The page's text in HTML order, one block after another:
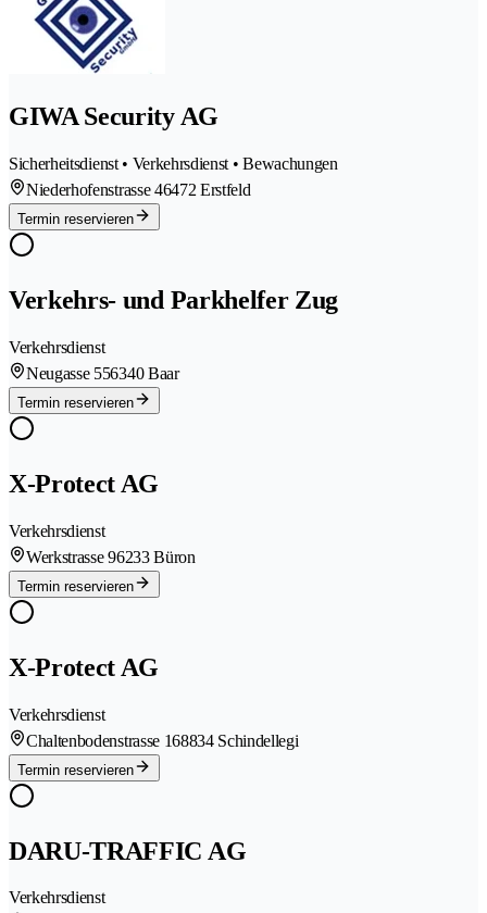
GIWA Security AG
Sicherheitsdienst • Verkehrsdienst • Bewachungen
Niederhofenstrasse 46472 Erstfeld
Termin reservieren
Verkehrs- und Parkhelfer Zug
Verkehrsdienst
Neugasse 556340 Baar
Termin reservieren
X-Protect AG
Verkehrsdienst
Werkstrasse 96233 Büron
Termin reservieren
X-Protect AG
Verkehrsdienst
Chaltenbodenstrasse 168834 Schindellegi
Termin reservieren
DARU-TRAFFIC AG
Verkehrsdienst